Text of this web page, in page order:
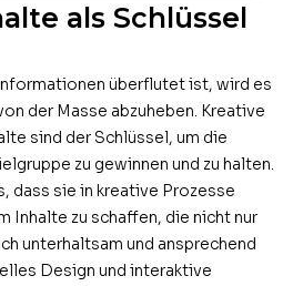
als Schlüssel
überflutet ist, wird es
der Masse abzuheben. Kreative
sind der Schlüssel, um die
zu gewinnen und zu halten.
dass sie in kreative Prozesse
Inhalte zu schaffen, die nicht nur
unterhaltsam und ansprechend
Design und interaktive